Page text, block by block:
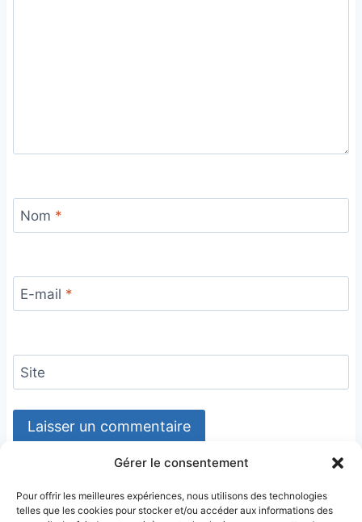
Gérer le consentement
Pour offrir les meilleures expériences, nous utilisons des technologies
telles que les cookies pour stocker et/ou accéder aux informations des
Nom *
E-mail *
Site